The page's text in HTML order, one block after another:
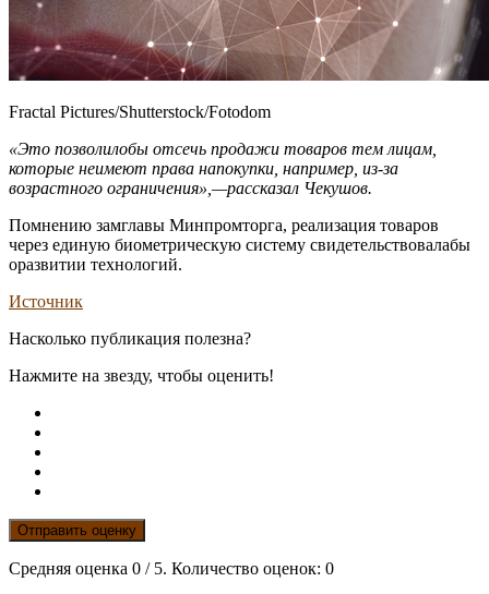
Fractal Pictures/Shutterstock/Fotodom
«Это позволилобы отсечь продажи товаров тем лицам,
которые неимеют права напокупки, например, из-за
возрастного ограничения»,—рассказал Чекушов.
Помнению замглавы Минпромторга, реализация товаров
через единую биометрическую систему свидетельствовалабы
оразвитии технологий.
Источник
Насколько публикация полезна?
Нажмите на звезду, чтобы оценить!
Отправить оценку
Средняя оценка 0 / 5. Количество оценок: 0